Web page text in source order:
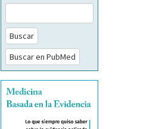
Buscar
Buscar en PubMed